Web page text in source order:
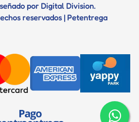
por Digital Division.
reservados | Petentrega